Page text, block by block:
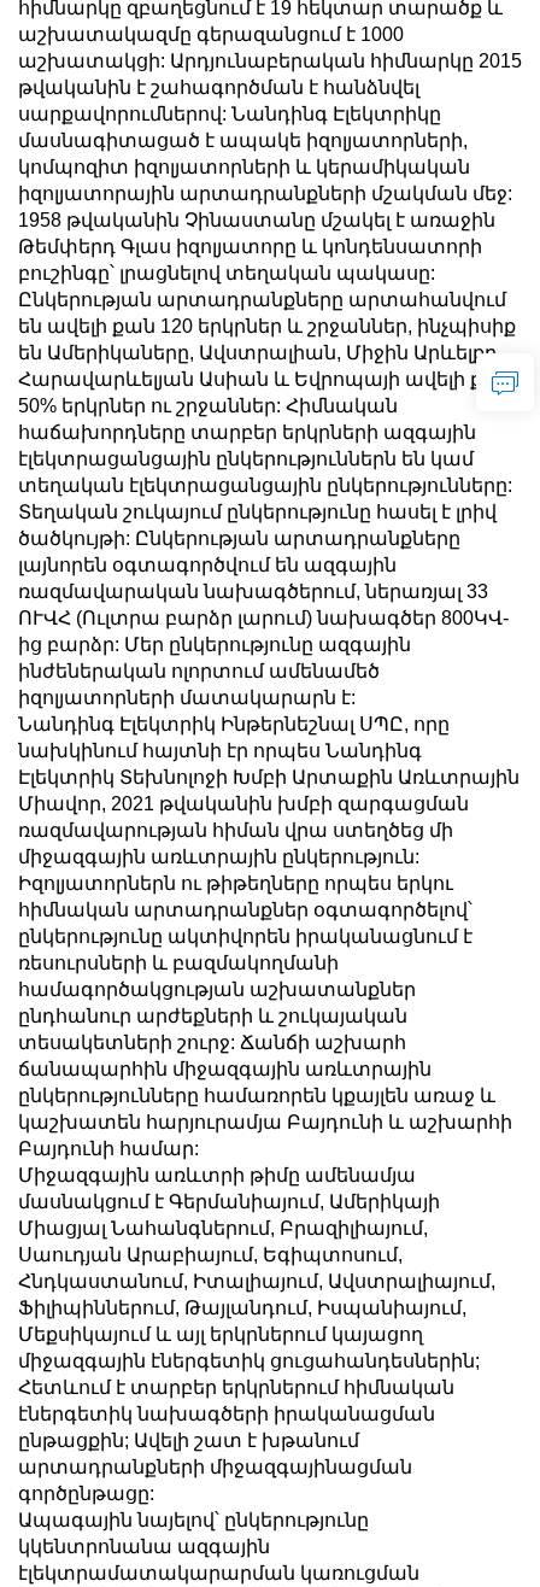
հիմնարկը զբաղեցնում է 19 հեկտար տարածք և
աշխատակազմը գերազանցում է 1000
աշխատակցի: Արդյունաբերական հիմնարկը 2015
թվականին է շահագործման է հանձնվել
սարքավորումներով: Նանդինգ Էլեկտրիկը
մասնագիտացած է ապակե իզոլյատորների,
կոմպոզիտ իզոլյատորների և կերամիկական
իզոլյատորային արտադրանքների մշակման մեջ:
1958 թվականին Չինաստանը մշակել է առաջին
Թեմփերդ Գլաս իզոլյատորը և կոնդենսատորի
բուշինգը՝ լրացնելով տեղական պակասը:
Ընկերության արտադրանքները արտահանվում
են ավելի քան 120 երկրներ և շրջաններ, ինչպիսիք
են Ամերիկաները, Ավստրալիան, Միջին Արևելքը,
Հարավարևելյան Ասիան և Եվրոպայի ավելի քան
50% երկրներ ու շրջաններ: Հիմնական
հաճախորդները տարբեր երկրների ազգային
էլեկտրացանցային ընկերություններն են կամ
տեղական էլեկտրացանցային ընկերությունները:
Տեղական շուկայում ընկերությունը հասել է լրիվ
ծածկույթի: Ընկերության արտադրանքները
լայնորեն օգտագործվում են ազգային
ռազմավարական նախագծերում, ներառյալ 33
ՈՒՎՀ (Ուլտրա բարձր լարում) նախագծեր 800ԿՎ-
ից բարձր: Մեր ընկերությունը ազգային
ինժեներական ոլորտում ամենամեծ
իզոլյատորների մատակարարն է:
Նանդինգ Էլեկտրիկ Ինթերնեշնալ ՍՊԸ, որը
նախկինում հայտնի էր որպես Նանդինգ
Էլեկտրիկ Տեխնոլոջի Խմբի Արտաքին Առևտրային
Միավոր, 2021 թվականին խմբի զարգացման
ռազմավարության հիման վրա ստեղծեց մի
միջազգային առևտրային ընկերություն:
Իզոլյատորներն ու թիթեղները որպես երկու
հիմնական արտադրանքներ օգտագործելով՝
ընկերությունը ակտիվորեն իրականացնում է
ռեսուրսների և բազմակողմանի
համագործակցության աշխատանքներ
ընդհանուր արժեքների և շուկայական
տեսակետների շուրջ: Ճանճի աշխարհ
ճանապարհին միջազգային առևտրային
ընկերությունները համառորեն կքայլեն առաջ և
կաշխատեն հարյուրամյա Բայդունի և աշխարհի
Բայդունի համար:
Միջազգային առևտրի թիմը ամենամյա
մասնակցում է Գերմանիայում, Ամերիկայի
Միացյալ Նահանգներում, Բրազիլիայում,
Սաուդյան Արաբիայում, Եգիպտոսում,
Հնդկաստանում, Իտալիայում, Ավստրալիայում,
Ֆիլիպիններում, Թայլանդում, Իսպանիայում,
Մեքսիկայում և այլ երկրներում կայացող
միջազգային էներգետիկ ցուցահանդեսներին;
Հետևում է տարբեր երկրներում հիմնական
էներգետիկ նախագծերի իրականացման
ընթացքին; Ավելի շատ է խթանում
արտադրանքների միջազգայինացման
գործընթացը:
Ապագային նայելով՝ ընկերությունը
կկենտրոնանա ազգային
էլեկտրամատակարարման կառուցման